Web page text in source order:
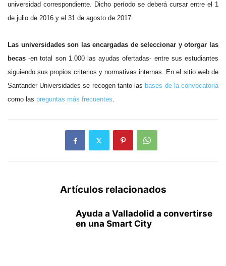
universidad correspondiente. Dicho período se deberá cursar entre el 1
de julio de 2016 y el 31 de agosto de 2017.
Las universidades son las encargadas de seleccionar y otorgar las
becas -en total son 1.000 las ayudas ofertadas- entre sus estudiantes
siguiendo sus propios criterios y normativas internas. En el sitio web de
Santander Universidades se recogen tanto las bases de la convocatoria
como las preguntas más frecuentes.
Artículos relacionados
Ayuda a Valladolid a convertirse
en una Smart City